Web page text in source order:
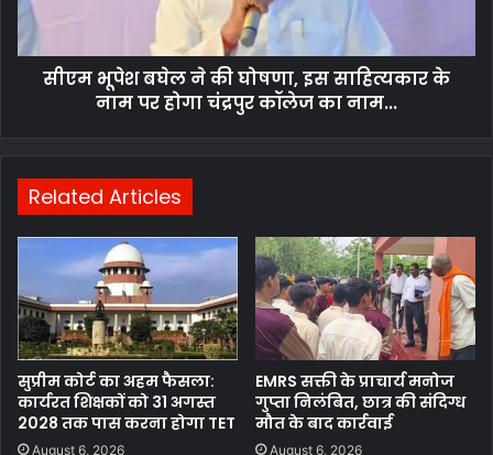
सीएम भूपेश बघेल ने की घोषणा, इस साहित्यकार के
नाम पर होगा चंद्रपुर कॉलेज का नाम...
Related Articles
सुप्रीम कोर्ट का अहम फैसला:
कार्यरत शिक्षकों को 31 अगस्त
2028 तक पास करना होगा TET
August 6, 2026
EMRS सक्ती के प्राचार्य मनोज
गुप्ता निलंबित, छात्र की संदिग्ध
मौत के बाद कार्रवाई
August 6, 2026